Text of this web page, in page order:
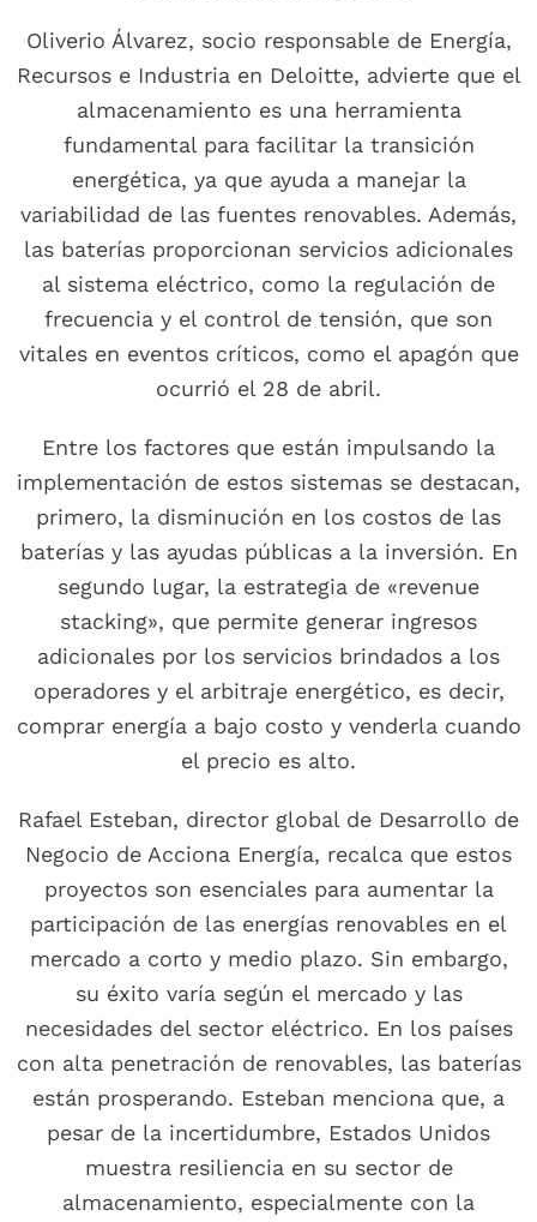
Oliverio Álvarez, socio responsable de Energía,
Recursos e Industria en Deloitte, advierte que el
almacenamiento es una herramienta
fundamental para facilitar la transición
energética, ya que ayuda a manejar la
variabilidad de las fuentes renovables. Además,
las baterías proporcionan servicios adicionales
al sistema eléctrico, como la regulación de
frecuencia y el control de tensión, que son
vitales en eventos críticos, como el apagón que
ocurrió el 28 de abril.
Entre los factores que están impulsando la
implementación de estos sistemas se destacan,
primero, la disminución en los costos de las
baterías y las ayudas públicas a la inversión. En
segundo lugar, la estrategia de «revenue
stacking», que permite generar ingresos
adicionales por los servicios brindados a los
operadores y el arbitraje energético, es decir,
comprar energía a bajo costo y venderla cuando
el precio es alto.
Rafael Esteban, director global de Desarrollo de
Negocio de Acciona Energía, recalca que estos
proyectos son esenciales para aumentar la
participación de las energías renovables en el
mercado a corto y medio plazo. Sin embargo,
su éxito varía según el mercado y las
necesidades del sector eléctrico. En los países
con alta penetración de renovables, las baterías
están prosperando. Esteban menciona que, a
pesar de la incertidumbre, Estados Unidos
muestra resiliencia en su sector de
almacenamiento, especialmente con la